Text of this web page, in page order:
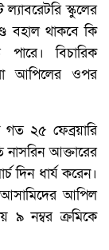
স্কুলের
বহাল থাকবে কি
বিচারিক
আপিলের ওপর
২৫ ফেব্রয়ারি
নাসরিন আক্তারের
দিন ধার্য করেন।
আসামিদের আপিল
৯ নম্বর ক্রমিকে